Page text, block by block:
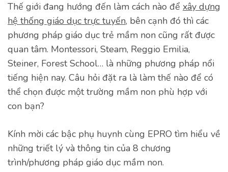
Thế giới đang hướng đến làm cách nào để xây dựng
hệ thống giáo dục trực tuyến, bên cạnh đó thì các
phương pháp giáo dục trẻ mầm non cũng rất được
quan tâm. Montessori, Steam, Reggio Emilia,
Steiner, Forest School… là những phương pháp nổi
tiếng hiện nay. Câu hỏi đặt ra là làm thế nào để có
thể chọn được một trường mầm non phù hợp với
con bạn?
Kính mời các bậc phụ huynh cùng EPRO tìm hiểu về
những triết lý và thông tin của 8 chương
trình/phương pháp giáo dục mầm non.